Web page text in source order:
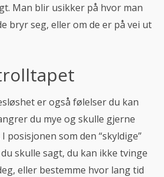
Man blir usikker på hvor man
bryr seg, eller om de er på vei ut
er også følelser du kan
du mye og skulle gjerne
posisjonen som den “skyldige”
skulle sagt, du kan ikke tvinge
eller bestemme hvor lang tid